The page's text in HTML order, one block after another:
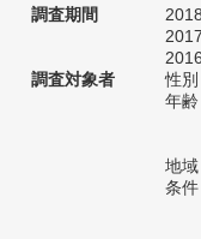
調査期間
調査対象者
性
年
地
条